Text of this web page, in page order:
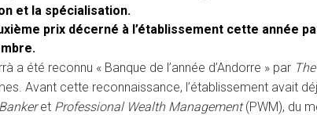
et la spécialisation.
prix décerné à l’établissement cette année
a été reconnu « Banque de l’année d’Andorre » par
Avant cette reconnaissance, l’établissement avait
et Professional Wealth Management(PWM), du